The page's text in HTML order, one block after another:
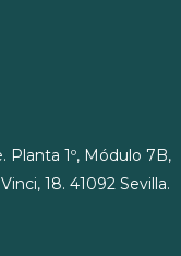
Planta 1º, Módulo 7B,
18. 41092 Sevilla.